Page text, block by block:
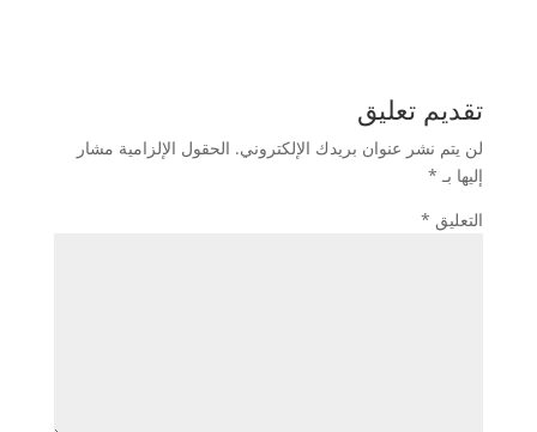
تقديم تعليق
لن يتم نشر عنوان بريدك الإلكتروني. الحقول الإلزامية مشار
إليها بـ *
التعليق *